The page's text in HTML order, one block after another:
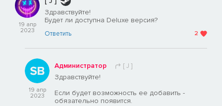
19 апр
2023
Здравствуйте!
Будет ли доступна Deluxe версия?
Ответить 2
19 апр
2023
Администратор [ J ]
Здравствуйте!
Если будет возможность ее добавить -
обязательно появится.